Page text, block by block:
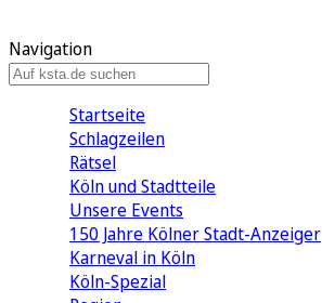
Navigation
Startseite
Schlagzeilen
Rätsel
Köln und Stadtteile
Unsere Events
150 Jahre Kölner Stadt-Anzeiger
Karneval in Köln
Köln-Spezial